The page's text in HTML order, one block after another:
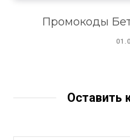
Промокоды
Оставить